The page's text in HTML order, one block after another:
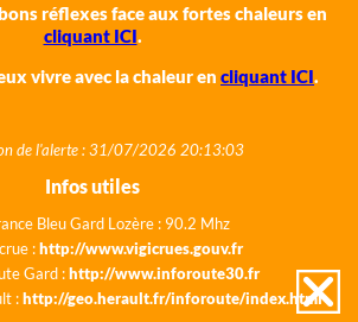
réflexes face aux fortes chaleurs en
cliquant ICI.
vivre avec la chaleur en cliquant ICI.
de l'alerte : 31/07/2026 20:13:03
Infos utiles
Bleu Gard Lozère : 90.2 Mhz
:http://www.vigicrues.gouv.fr
Gard :http://www.inforoute30.fr
:http://geo.herault.fr/inforoute/index.html